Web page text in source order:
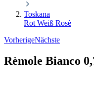
Toskana
Rot Weiß Rosè
VorherigeNächste
Rèmole Bianco